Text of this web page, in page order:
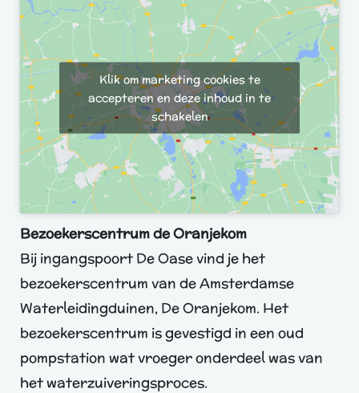
Klik om marketing cookies te
accepteren en deze inhoud in te
schakelen
Bezoekerscentrum de Oranjekom
Bij ingangspoort De Oase vind je het
bezoekerscentrum van de Amsterdamse
Waterleidingduinen, De Oranjekom. Het
bezoekerscentrum is gevestigd in een oud
pompstation wat vroeger onderdeel was van
het waterzuiveringsproces.